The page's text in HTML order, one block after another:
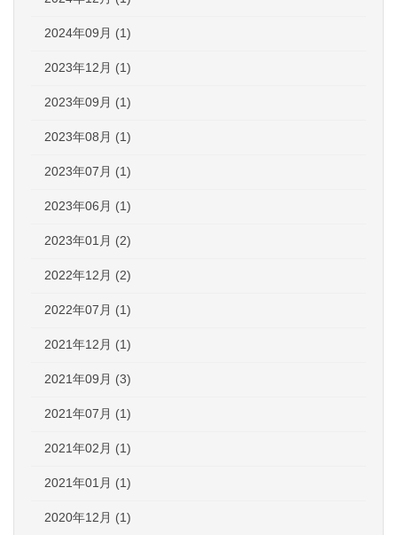
2024年09月 (1)
2023年12月 (1)
2023年09月 (1)
2023年08月 (1)
2023年07月 (1)
2023年06月 (1)
2023年01月 (2)
2022年12月 (2)
2022年07月 (1)
2021年12月 (1)
2021年09月 (3)
2021年07月 (1)
2021年02月 (1)
2021年01月 (1)
2020年12月 (1)